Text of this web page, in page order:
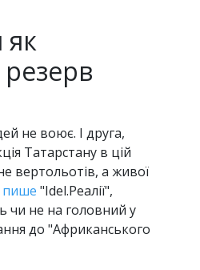
як
не воює. І друга,
Татарстану в цій
вертольотів, а живої
пише "Idel.Реалії",
чи не на головний у
до "Африканського